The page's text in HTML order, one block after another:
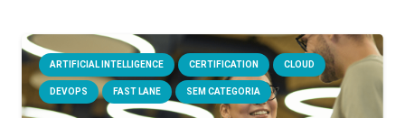
ARTIFICIAL INTELLIGENCE CERTIFICATION CLOUD
DEVOPS FAST LANE SEM CATEGORIA